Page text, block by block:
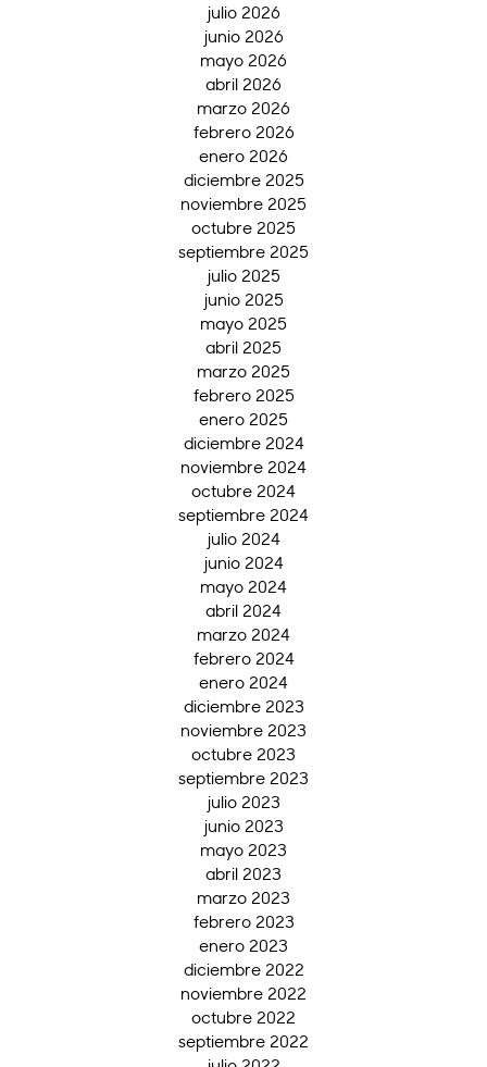
julio 2026
junio 2026
mayo 2026
abril 2026
marzo 2026
febrero 2026
enero 2026
diciembre 2025
noviembre 2025
octubre 2025
septiembre 2025
julio 2025
junio 2025
mayo 2025
abril 2025
marzo 2025
febrero 2025
enero 2025
diciembre 2024
noviembre 2024
octubre 2024
septiembre 2024
julio 2024
junio 2024
mayo 2024
abril 2024
marzo 2024
febrero 2024
enero 2024
diciembre 2023
noviembre 2023
octubre 2023
septiembre 2023
julio 2023
junio 2023
mayo 2023
abril 2023
marzo 2023
febrero 2023
enero 2023
diciembre 2022
noviembre 2022
octubre 2022
septiembre 2022